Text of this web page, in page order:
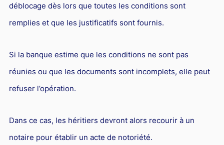
déblocage dès lors que toutes les conditions sont
remplies et que les justificatifs sont fournis.
Si la banque estime que les conditions ne sont pas
réunies ou que les documents sont incomplets, elle peut
refuser l’opération.
Dans ce cas, les héritiers devront alors recourir à un
notaire pour établir un acte de notoriété.